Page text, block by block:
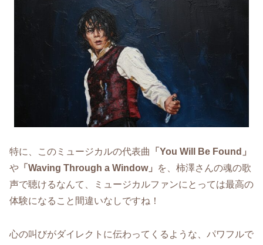
特に、このミュージカルの代表曲
「You Will Be Found」
や 「Waving Through a Window」
を、柿澤さんの魂の歌
声で聴けるなんて、ミュージカルファンにとっては最高の
体験になること間違いなしですね！
心の叫びがダイレクトに伝わってくるような、パワフルで